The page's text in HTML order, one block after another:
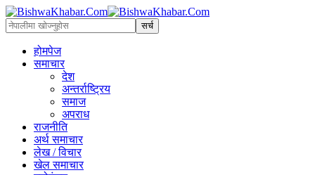
होमपेज
समाचार
देश
अन्तर्राष्ट्रिय
समाज
अपराध
राजनीति
अर्थ समाचार
लेख / विचार
खेल समाचार